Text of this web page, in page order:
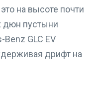
на высоте почти
дюн пустыни
GLC EV
дрифт на